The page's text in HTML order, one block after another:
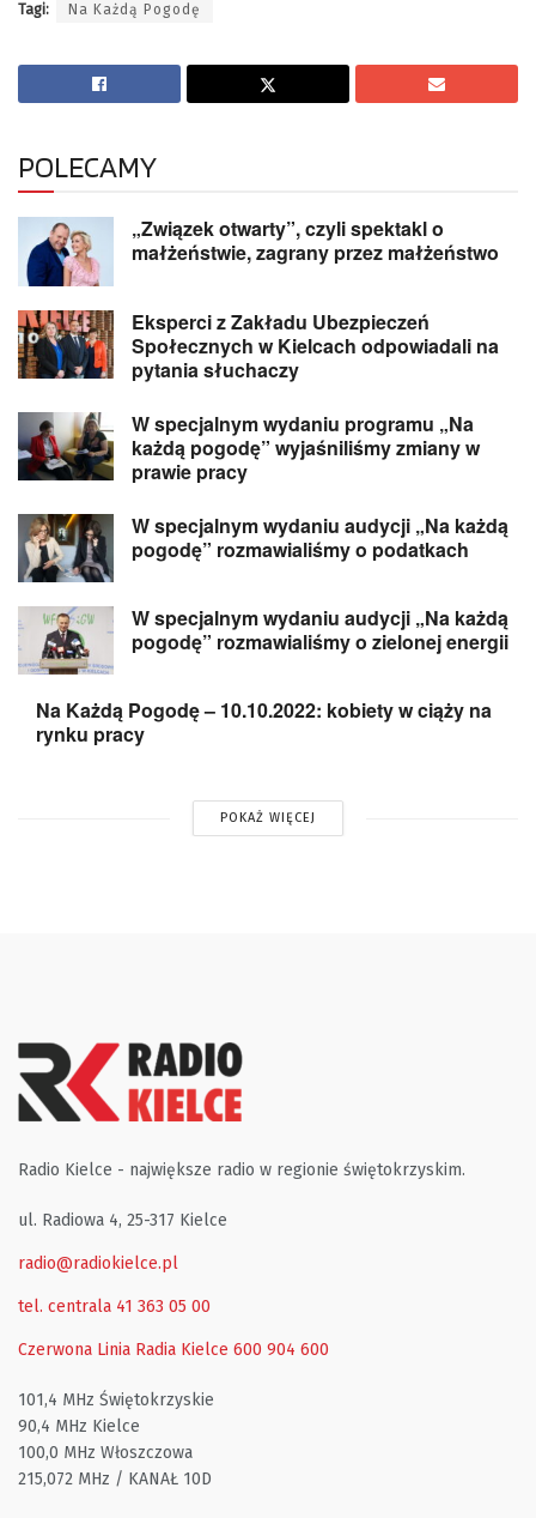
Tagi: Na Każdą Pogodę
POLECAMY
„Związek otwarty”, czyli spektakl o
małżeństwie, zagrany przez małżeństwo
Eksperci z Zakładu Ubezpieczeń
Społecznych w Kielcach odpowiadali na
pytania słuchaczy
W specjalnym wydaniu programu „Na
każdą pogodę” wyjaśniliśmy zmiany w
prawie pracy
W specjalnym wydaniu audycji „Na każdą
pogodę” rozmawialiśmy o podatkach
W specjalnym wydaniu audycji „Na każdą
pogodę” rozmawialiśmy o zielonej energii
Na Każdą Pogodę – 10.10.2022: kobiety w ciąży na
rynku pracy
POKAŻ WIĘCEJ
Radio Kielce - największe radio w regionie świętokrzyskim.
ul. Radiowa 4, 25-317 Kielce
radio@radiokielce.pl
tel. centrala 41 363 05 00
Czerwona Linia Radia Kielce 600 904 600
101,4 MHz Świętokrzyskie
90,4 MHz Kielce
100,0 MHz Włoszczowa
215,072 MHz / KANAŁ 10D